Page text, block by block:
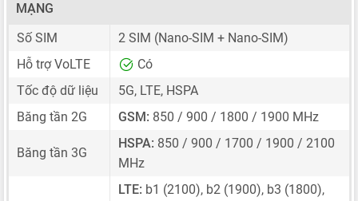
MẠNG
Số SIM
2 SIM (Nano-SIM + Nano-SIM)
Hỗ trợ VoLTE
Có
Tốc độ dữ liệu
5G, LTE, HSPA
Băng tần 2G
GSM: 850 / 900 / 1800 / 1900 MHz
Băng tần 3G
HSPA: 850 / 900 / 1700 / 1900 / 2100
MHz
LTE: b1 (2100), b2 (1900), b3 (1800),